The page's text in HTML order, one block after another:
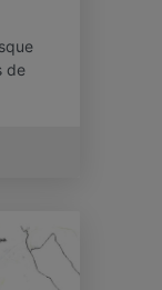
de